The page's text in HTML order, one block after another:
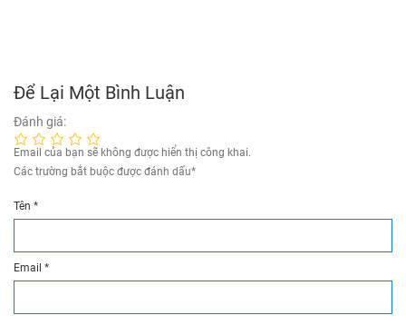
Để Lại Một Bình Luận
Đánh giá:
Email của bạn sẽ không được hiển thị công khai.
Các trường bắt buộc được đánh dấu*
Tên *
Email *